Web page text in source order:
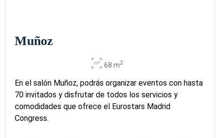
Muñoz
68 m2
En el salón Muñoz, podrás organizar eventos con hasta
70 invitados y disfrutar de todos los servicios y
comodidades que ofrece el Eurostars Madrid
Congress.